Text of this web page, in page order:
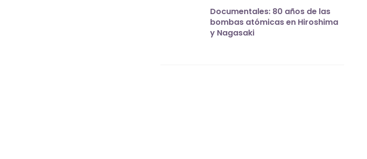
Documentales: 80 años de las
bombas atómicas en Hiroshima
y Nagasaki